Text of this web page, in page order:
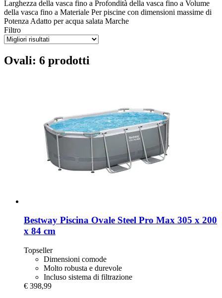
Larghezza della vasca fino a Profondità della vasca fino a Volume
della vasca fino a Materiale Per piscine con dimensioni massime di
Potenza Adatto per acqua salata Marche
Filtro
Ovali: 6 prodotti
Bestway Piscina Ovale Steel Pro Max 305 x 200
x 84 cm
Topseller
Dimensioni comode
Molto robusta e durevole
Incluso sistema di filtrazione
€ 398,99